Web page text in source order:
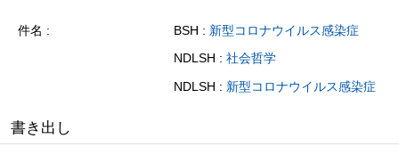
件名 BSH : 新型コロナウイルス感染症
NDLSH : 社会哲学
NDLSH : 新型コロナウイルス感染症
書き出し